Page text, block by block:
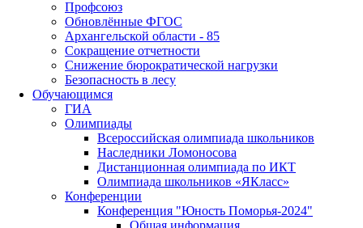
Профсоюз
Обновлённые ФГОС
Архангельской области - 85
Сокращение отчетности
Снижение бюрократической нагрузки
Безопасность в лесу
Обучающимся
ГИА
Олимпиады
Всероссийская олимпиада школьников
Наследники Ломоносова
Дистанционная олимпиада по ИКТ
Олимпиада школьников «ЯКласс»
Конференции
Конференция "Юность Поморья-2024"
Общая информация